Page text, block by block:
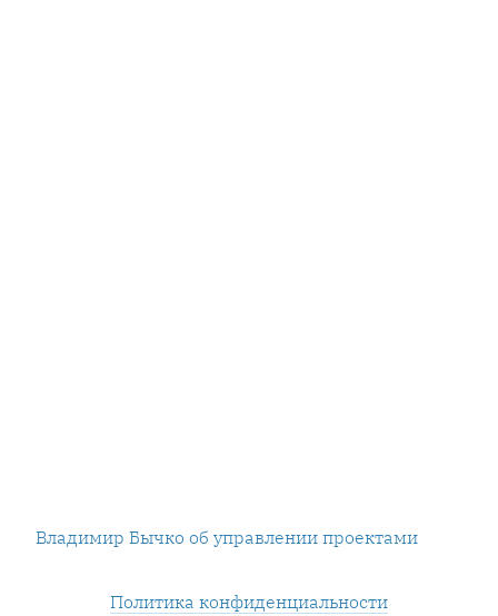
Владимир Бычко об управлении проектами
Политика конфиденциальности